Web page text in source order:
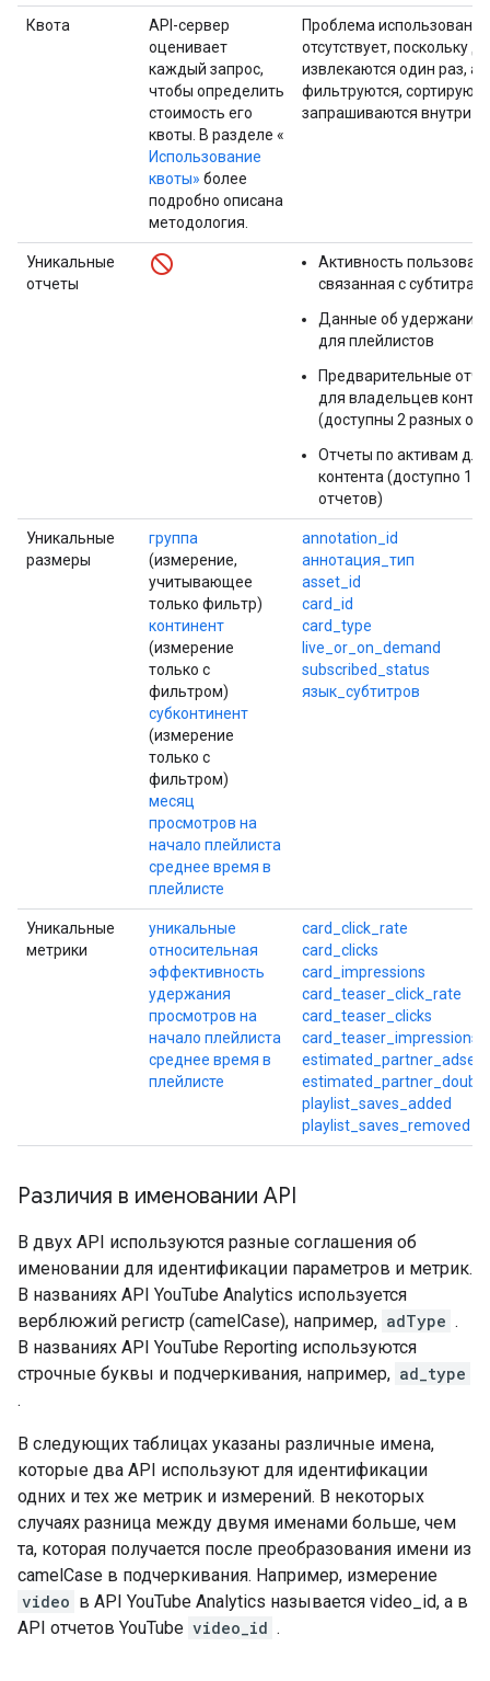
Квота
API-сервер
оценивает
каждый запрос,
чтобы определить
стоимость его
квоты. В разделе «
Использование
квоты» более
подробно описана
методология.
Проблема
отсутствует, поскольку
извлекаются один раз, а
фильтруются,
запрашиваются внутри
Уникальные
отчеты
Активность
связанная с
Данные об удержании
для плейлистов
Предварительные
для владельцев
(доступны 2 разных
Отчеты по активам
контента (доступно 11
отчетов)
Уникальные
размеры
группа
(измерение,
учитывающее
только фильтр)
континент
(измерение
только с
фильтром)
субконтинент
(измерение
только с
фильтром)
месяц
просмотров на
начало плейлиста
среднее время в
плейлисте
annotation_id
аннотация_тип
asset_id
card_id
card_type
live_or_on_demand
subscribed_status
язык_субтитров
Уникальные
метрики
уникальные
относительная
эффективность
удержания
просмотров на
начало плейлиста
среднее время в
плейлисте
card_click_rate
card_clicks
card_impressions
card_teaser_click_rate
card_teaser_clicks
card_teaser_impressions
playlist_saves_added
playlist_saves_removed
Различия в именовании API
В двух API используются разные соглашения об
именовании для идентификации параметров и метрик.
В названиях API YouTube Analytics используется
верблюжий регистр (camelCase), например, adType .
В названиях API YouTube Reporting используются
строчные буквы и подчеркивания, например, ad_type
.
В следующих таблицах указаны различные имена,
которые два API используют для идентификации
одних и тех же метрик и измерений. В некоторых
случаях разница между двумя именами больше, чем
та, которая получается после преобразования имени из
camelCase в подчеркивания. Например, измерение
video в API YouTube Analytics называется video_id, а в
API отчетов YouTube video_id .